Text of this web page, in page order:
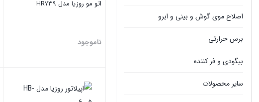
اصلاح موی گوش و بینی و ابرو
برس حرارتی
بیگودی و فر کننده
سایر محصولات
اتو مو روزیا مدل HR739
ناموجود